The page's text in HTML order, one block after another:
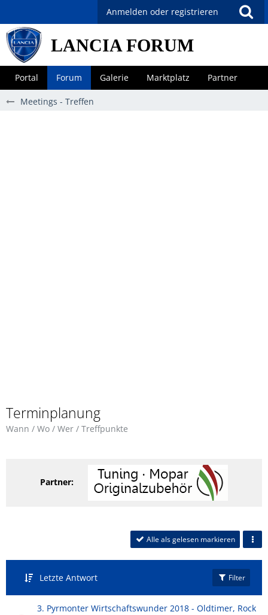
Anmelden oder registrieren
LANCIA FORUM
Portal Forum Galerie Marktplatz Partner
Meetings - Treffen
Terminplanung
Wann / Wo / Wer / Treffpunkte
Partner:
Alle als gelesen markieren
Letzte Antwort Filter
3. Pyrmonter Wirtschaftswunder 2018 - Oldtimer, Rock